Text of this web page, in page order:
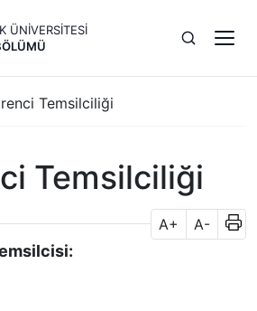
ÜNİVERSİTESİ
Temsilciliği
Temsilciliği
A+ A-